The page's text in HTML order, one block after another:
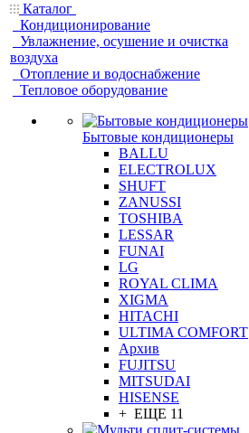
Каталог
Кондиционирование
Увлажнение, осушение и очистка
воздуха
Отопление и водоснабжение
Тепловое оборудование
Бытовые кондиционеры
BALLU
ELECTROLUX
SHUFT
ZANUSSI
TOSHIBA
LESSAR
FUNAI
LG
ROYAL CLIMA
XIGMA
HITACHI
ULTIMA COMFORT
Архив
FUJITSU
MITSUDAI
HISENSE
+ ЕЩЕ 11